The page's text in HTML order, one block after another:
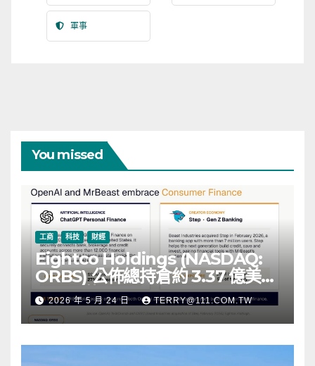
軍事
You missed
工商 科技 財經
Eightco Holdings (NASDAQ:
ORBS) 公佈總持倉約 3.37 億美
元，涵蓋 OpenAI、Beast
Industries、超過 11,000 枚以太
幣 (ETH) 及逾 2.83 億枚 WLD 代
幣
2026 年 5 月 24 日 TERRY@111.COM.TW